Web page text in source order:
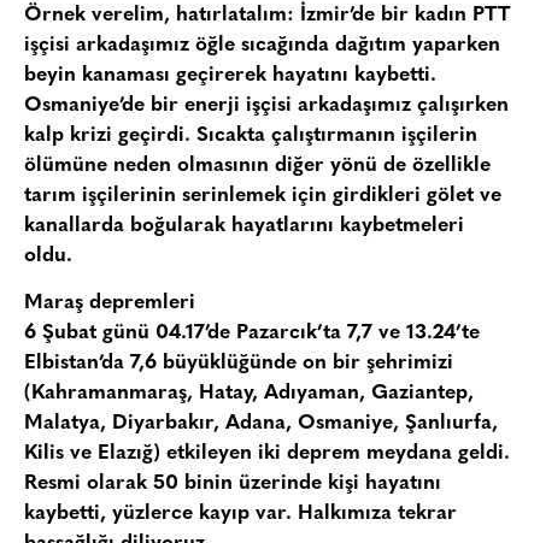
Örnek verelim, hatırlatalım: İzmir’de bir kadın PTT
işçisi arkadaşımız öğle sıcağında dağıtım yaparken
beyin kanaması geçirerek hayatını kaybetti.
Osmaniye’de bir enerji işçisi arkadaşımız çalışırken
kalp krizi geçirdi. Sıcakta çalıştırmanın işçilerin
ölümüne neden olmasının diğer yönü de özellikle
tarım işçilerinin serinlemek için girdikleri gölet ve
kanallarda boğularak hayatlarını kaybetmeleri
oldu.
Maraş depremleri
6 Şubat günü 04.17’de Pazarcık’ta 7,7 ve 13.24’te
Elbistan’da 7,6 büyüklüğünde on bir şehrimizi
(Kahramanmaraş, Hatay, Adıyaman, Gaziantep,
Malatya, Diyarbakır, Adana, Osmaniye, Şanlıurfa,
Kilis ve Elazığ) etkileyen iki deprem meydana geldi.
Resmi olarak 50 binin üzerinde kişi hayatını
kaybetti, yüzlerce kayıp var. Halkımıza tekrar